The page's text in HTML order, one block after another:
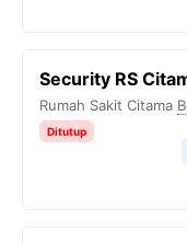
Security RS
Rumah Sakit Citama
Ditutup